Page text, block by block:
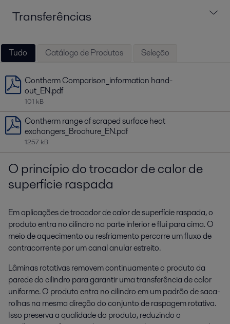
Transferências
Tudo Catálogo de Produtos Seleção
Contherm Comparison_information hand-
out_EN.pdf
101 kB
Contherm range of scraped surface heat
exchangers_Brochure_EN.pdf
1257 kB
O princípio do trocador de calor de
superfície raspada
Em aplicações de trocador de calor de superfície raspada, o
produto entra no cilindro na parte inferior e flui para cima. O
meio de aquecimento ou resfriamento percorre um fluxo de
contracorrente por um canal anular estreito.
Lâminas rotativas removem continuamente o produto da
parede do cilindro para garantir uma transferência de calor
uniforme. O produto entra no cilindro em um padrão de saca-
rolhas na mesma direção do conjunto de raspagem rotativa.
Isso preserva a qualidade do produto, reduzindo o